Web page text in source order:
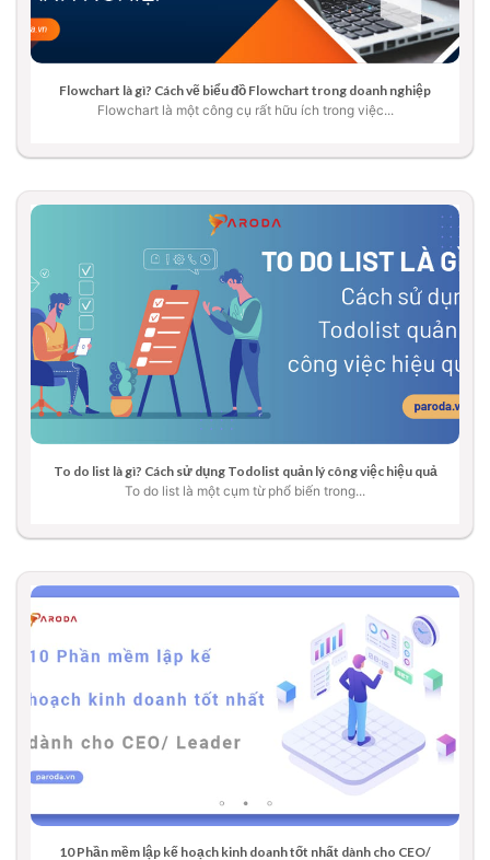
Flowchart là gì? Cách vẽ biểu đồ Flowchart trong doanh nghiệp
Flowchart là một công cụ rất hữu ích trong việc...
To do list là gì? Cách sử dụng Todolist quản lý công việc hiệu quả
To do list là một cụm từ phổ biến trong...
10 Phần mềm lập kế hoạch kinh doanh tốt nhất dành cho CEO/